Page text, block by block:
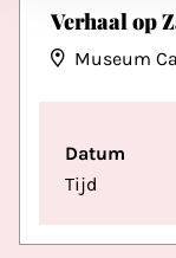
Verhaal op
Museum
Datum
Tijd